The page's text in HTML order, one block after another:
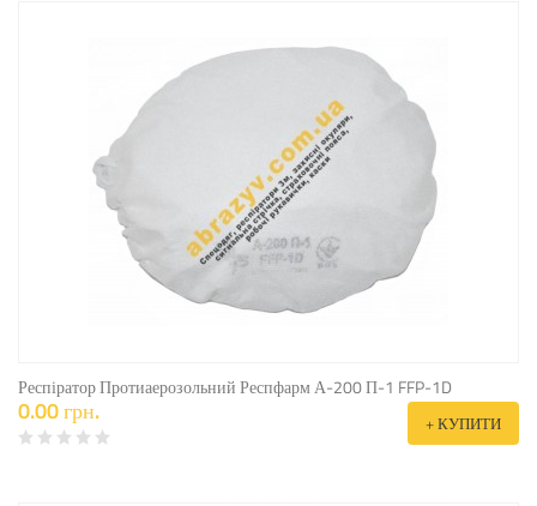
Респіратор Протиаерозольний Респфарм А-200 П-1 FFP-1D
0.00 грн. + КУПИТИ